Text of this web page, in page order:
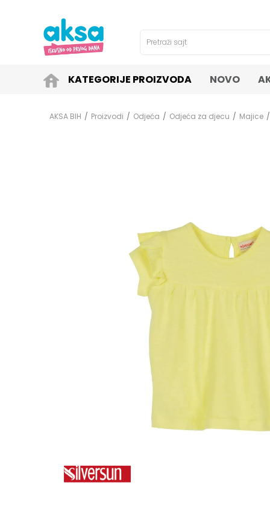
Pretraži sajt
KATEGORIJE PROIZVODA NOVO
AKSA BIH Proizvodi Odjeća Odjeća za djecu Majice